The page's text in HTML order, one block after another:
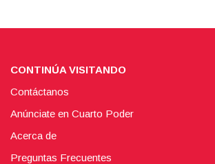
CONTINÚA VISITANDO
Contáctanos
Anúnciate en Cuarto Poder
Acerca de
Preguntas Frecuentes